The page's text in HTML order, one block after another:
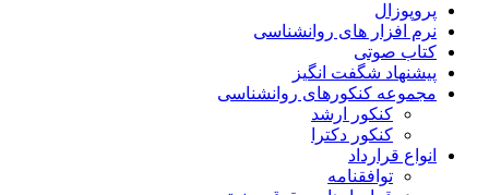
پروپوزال
نرم افزار های روانشناسی
کتاب صوتی
پیشنهاد شگفت انگیز
مجموعه کنکورهای روانشناسی
کنکور ارشد
کنکور دکترا
انواع قرارداد
توافقنامه